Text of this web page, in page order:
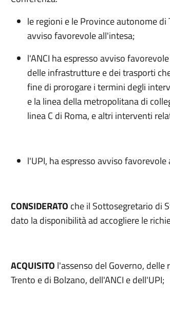
le regioni e le Province autonome
avviso favorevole all'intesa;
l'ANCI ha espresso avviso
delle infrastrutture e dei trasporti
fine di prorogare i termini degli
e la linea della metropolitana di
linea C di Roma, e altri interventi
l'UPI, ha espresso avviso favorevole
CONSIDERATO che il Sottosegretario di
dato la disponibilità ad accogliere le
ACQUISITO l'assenso del Governo,
Trento e di Bolzano, dell'ANCI e dell'UPI;